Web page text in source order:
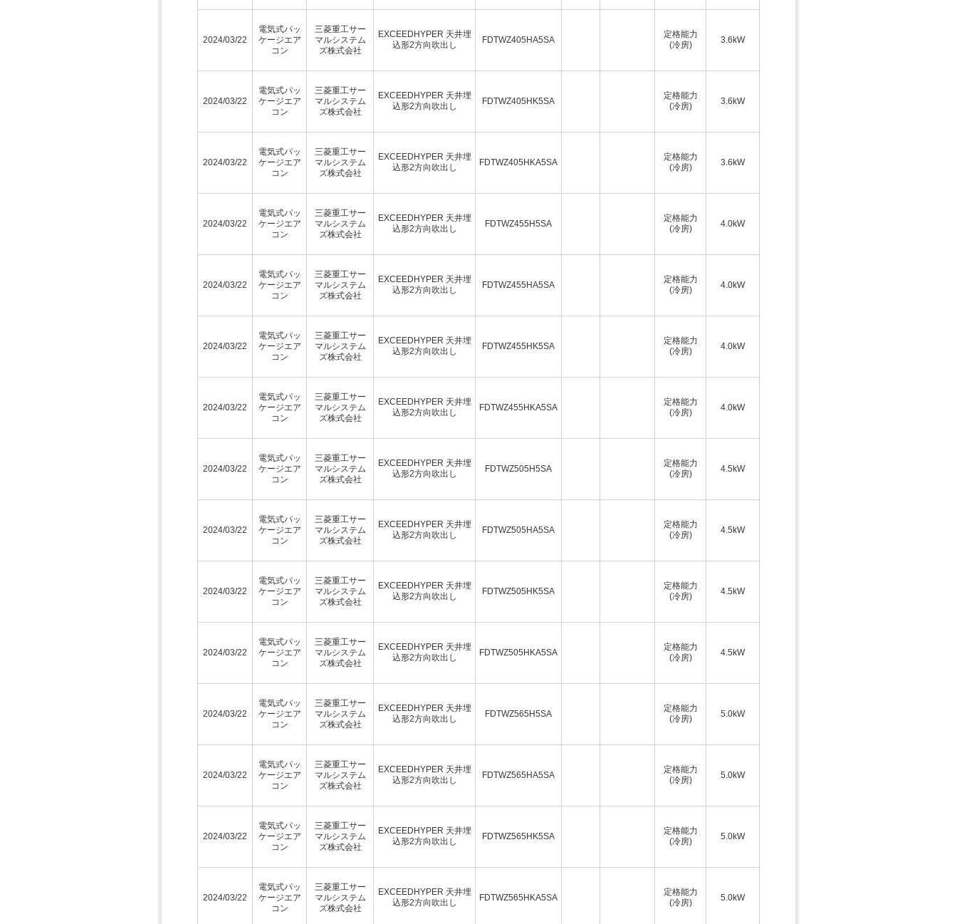
2024/03/22
電気式パッ
ケージエア
コン
三菱重工サー
マルシステム
ズ株式会社
EXCEEDHYPER 天井埋
込形2方向吹出し
FDTWZ405HA5SA
定格能力
(冷房)
3.6kW
2024/03/22
電気式パッ
ケージエア
コン
三菱重工サー
マルシステム
ズ株式会社
EXCEEDHYPER 天井埋
込形2方向吹出し
FDTWZ405HK5SA
定格能力
(冷房)
3.6kW
2024/03/22
電気式パッ
ケージエア
コン
三菱重工サー
マルシステム
ズ株式会社
EXCEEDHYPER 天井埋
込形2方向吹出し
FDTWZ405HKA5SA
定格能力
(冷房)
3.6kW
2024/03/22
電気式パッ
ケージエア
コン
三菱重工サー
マルシステム
ズ株式会社
EXCEEDHYPER 天井埋
込形2方向吹出し
FDTWZ455H5SA
定格能力
(冷房)
4.0kW
2024/03/22
電気式パッ
ケージエア
コン
三菱重工サー
マルシステム
ズ株式会社
EXCEEDHYPER 天井埋
込形2方向吹出し
FDTWZ455HA5SA
定格能力
(冷房)
4.0kW
2024/03/22
電気式パッ
ケージエア
コン
三菱重工サー
マルシステム
ズ株式会社
EXCEEDHYPER 天井埋
込形2方向吹出し
FDTWZ455HK5SA
定格能力
(冷房)
4.0kW
2024/03/22
電気式パッ
ケージエア
コン
三菱重工サー
マルシステム
ズ株式会社
EXCEEDHYPER 天井埋
込形2方向吹出し
FDTWZ455HKA5SA
定格能力
(冷房)
4.0kW
2024/03/22
電気式パッ
ケージエア
コン
三菱重工サー
マルシステム
ズ株式会社
EXCEEDHYPER 天井埋
込形2方向吹出し
FDTWZ505H5SA
定格能力
(冷房)
4.5kW
2024/03/22
電気式パッ
ケージエア
コン
三菱重工サー
マルシステム
ズ株式会社
EXCEEDHYPER 天井埋
込形2方向吹出し
FDTWZ505HA5SA
定格能力
(冷房)
4.5kW
2024/03/22
電気式パッ
ケージエア
コン
三菱重工サー
マルシステム
ズ株式会社
EXCEEDHYPER 天井埋
込形2方向吹出し
FDTWZ505HK5SA
定格能力
(冷房)
4.5kW
2024/03/22
電気式パッ
ケージエア
コン
三菱重工サー
マルシステム
ズ株式会社
EXCEEDHYPER 天井埋
込形2方向吹出し
FDTWZ505HKA5SA
定格能力
(冷房)
4.5kW
2024/03/22
電気式パッ
ケージエア
コン
三菱重工サー
マルシステム
ズ株式会社
EXCEEDHYPER 天井埋
込形2方向吹出し
FDTWZ565H5SA
定格能力
(冷房)
5.0kW
2024/03/22
電気式パッ
ケージエア
コン
三菱重工サー
マルシステム
ズ株式会社
EXCEEDHYPER 天井埋
込形2方向吹出し
FDTWZ565HA5SA
定格能力
(冷房)
5.0kW
2024/03/22
電気式パッ
ケージエア
コン
三菱重工サー
マルシステム
ズ株式会社
EXCEEDHYPER 天井埋
込形2方向吹出し
FDTWZ565HK5SA
定格能力
(冷房)
5.0kW
2024/03/22
電気式パッ
ケージエア
コン
三菱重工サー
マルシステム
ズ株式会社
EXCEEDHYPER 天井埋
込形2方向吹出し
FDTWZ565HKA5SA
定格能力
(冷房)
5.0kW